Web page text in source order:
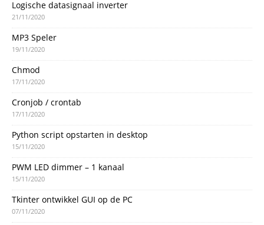
Logische datasignaal inverter
21/11/2020
MP3 Speler
19/11/2020
Chmod
17/11/2020
Cronjob / crontab
17/11/2020
Python script opstarten in desktop
15/11/2020
PWM LED dimmer – 1 kanaal
15/11/2020
Tkinter ontwikkel GUI op de PC
07/11/2020